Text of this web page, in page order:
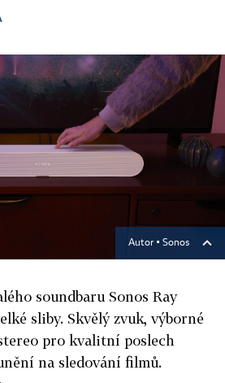
Autor ▪ Sonos
soundbaru Sonos Ray
sliby. Skvělý zvuk, výborné
pro kvalitní poslech
na sledování filmů.